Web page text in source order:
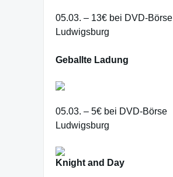
05.03. – 13€ bei DVD-Börse
Ludwigsburg
Geballte Ladung
05.03. – 5€ bei DVD-Börse
Ludwigsburg
Knight and Day